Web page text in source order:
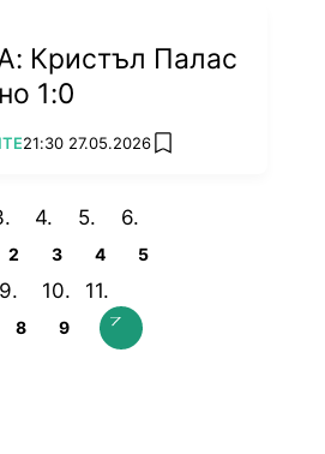
Кристъл Палас
1:0
21:30 27.05.2026 add favorites
2 3 4 5
8 9